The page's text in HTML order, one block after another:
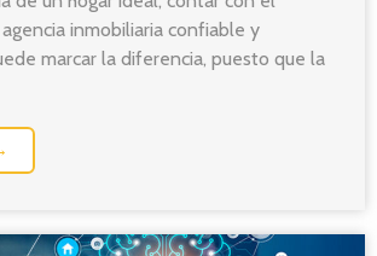
inmobiliaria confiable y
marcar la diferencia, puesto que la